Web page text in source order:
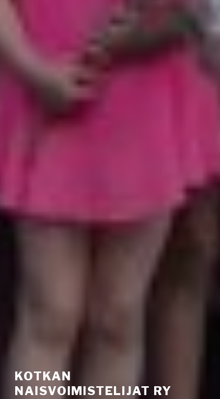
KOTKAN
NAISVOIMISTELIJAT RY